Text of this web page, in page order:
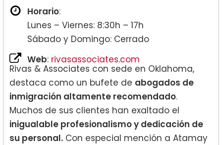
Horario:
Lunes – Viernes: 8:30h – 17h
Sábado y Domingo: Cerrado
Web: rivasassociates.com
Rivas & Associates con sede en Oklahoma,
destaca como un bufete de abogados de
inmigración altamente recomendado.
Muchos de sus clientes han exaltado el
inigualable profesionalismo y dedicación de
su personal. Con especial mención a Atamay